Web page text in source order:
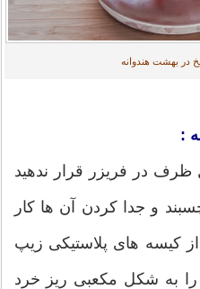
در بهشت هندوانه
:
ظرف در فریزر قرار ندهید
و جدا کردن آن ها کار
های پلاستیکی زیپ
را به شکل مکعبی ریز خرد